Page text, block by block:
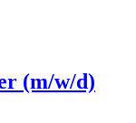
(m/w/d)